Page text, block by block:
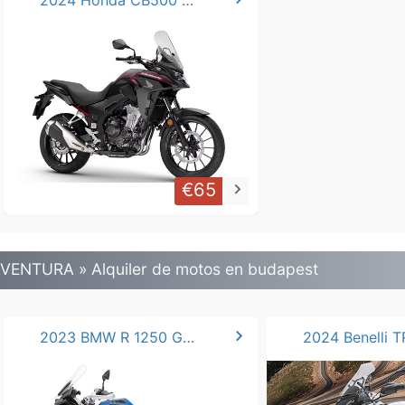
€65 keyboard_arrow_right
» Alquiler de motos en budapest
2023 BMW R 1250 GS ADVENTURE * DL chevron_right